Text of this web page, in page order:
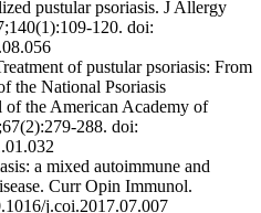
pustular psoriasis. J Allergy
120. doi:
of pustular psoriasis: From
the National Psoriasis
of the American Academy of
288. doi:
a mixed autoimmune and
Curr Opin Immunol.
j.coi.2017.07.007